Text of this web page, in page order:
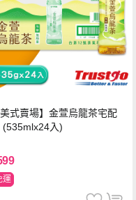
美式賣場】金萱烏龍茶宅配
(535mlx24入)
運